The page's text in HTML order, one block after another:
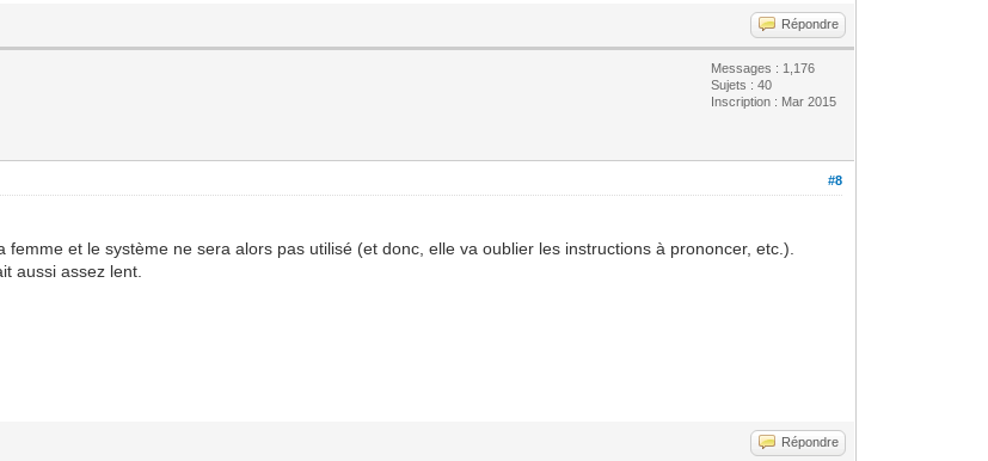
Répondre
Messages : 1,176
Sujets : 40
Inscription : Mar 2015
#8
et le système ne sera alors pas utilisé (et donc, elle va oublier les instructions à prononcer, etc.).
aussi assez lent.
Répondre